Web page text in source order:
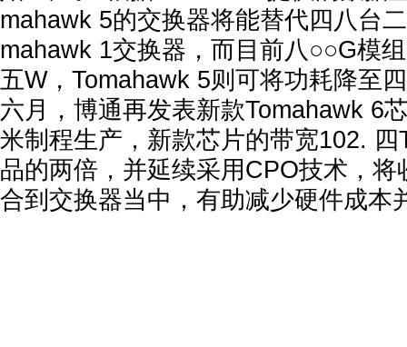
mahawk 5的交换器将能替代四八台
mahawk 1交换器，而目前八○○G模
五W，Tomahawk 5则可将功耗降至
六月，博通再发表新款Tomahawk 6
米制程生产，新款芯片的带宽102.
品的两倍，并延续采用CPO技术，将
合到交换器当中，有助减少硬件成本